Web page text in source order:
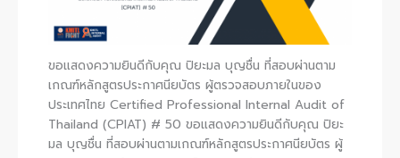
ขอแสดงความยินดีกับคุณ ปิยะมล บุญชื่น ที่สอบผ่านตาม
เกณฑ์หลักสูตรประกาศนียบัตร ผู้ตรวจสอบภายในของ
ประเทศไทย Certified Professional Internal Audit of
Thailand (CPIAT) # 50 ขอแสดงความยินดีกับคุณ ปิยะ
มล บุญชื่น ที่สอบผ่านตามเกณฑ์หลักสูตรประกาศนียบัตร ผู้